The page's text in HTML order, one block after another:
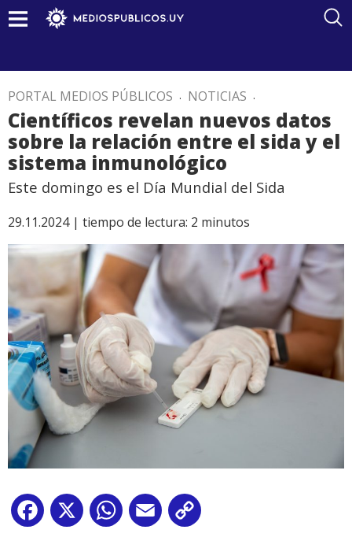
PORTAL MEDIOS PÚBLICOS . NOTICIAS .
Científicos revelan nuevos datos
sobre la relación entre el sida y el
sistema inmunológico
Este domingo es el Día Mundial del Sida
29.11.2024 | tiempo de lectura: 2 minutos
Facebook
X WhatsApp
Email